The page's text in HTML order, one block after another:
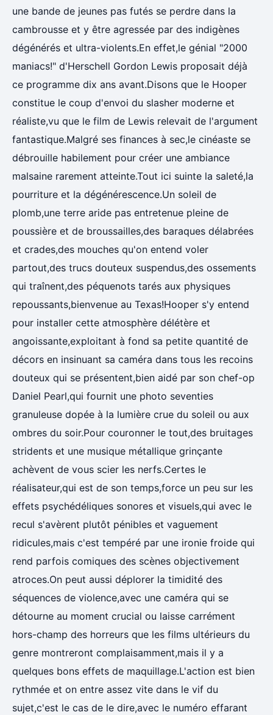
une bande de jeunes pas futés se perdre dans la
cambrousse et y être agressée par des indigènes
dégénérés et ultra-violents.En effet,le génial "2000
maniacs!" d'Herschell Gordon Lewis proposait déjà
ce programme dix ans avant.Disons que le Hooper
constitue le coup d'envoi du slasher moderne et
réaliste,vu que le film de Lewis relevait de l'argument
fantastique.Malgré ses finances à sec,le cinéaste se
débrouille habilement pour créer une ambiance
malsaine rarement atteinte.Tout ici suinte la saleté,la
pourriture et la dégénérescence.Un soleil de
plomb,une terre aride pas entretenue pleine de
poussière et de broussailles,des baraques délabrées
et crades,des mouches qu'on entend voler
partout,des trucs douteux suspendus,des ossements
qui traînent,des péquenots tarés aux physiques
repoussants,bienvenue au Texas!Hooper s'y entend
pour installer cette atmosphère délétère et
angoissante,exploitant à fond sa petite quantité de
décors en insinuant sa caméra dans tous les recoins
douteux qui se présentent,bien aidé par son chef-op
Daniel Pearl,qui fournit une photo seventies
granuleuse dopée à la lumière crue du soleil ou aux
ombres du soir.Pour couronner le tout,des bruitages
stridents et une musique métallique grinçante
achèvent de vous scier les nerfs.Certes le
réalisateur,qui est de son temps,force un peu sur les
effets psychédéliques sonores et visuels,qui avec le
recul s'avèrent plutôt pénibles et vaguement
ridicules,mais c'est tempéré par une ironie froide qui
rend parfois comiques des scènes objectivement
atroces.On peut aussi déplorer la timidité des
séquences de violence,avec une caméra qui se
détourne au moment crucial ou laisse carrément
hors-champ des horreurs que les films ultérieurs du
genre montreront complaisamment,mais il y a
quelques bons effets de maquillage.L'action est bien
rythmée et on entre assez vite dans le vif du
sujet,c'est le cas de le dire,avec le numéro effarant